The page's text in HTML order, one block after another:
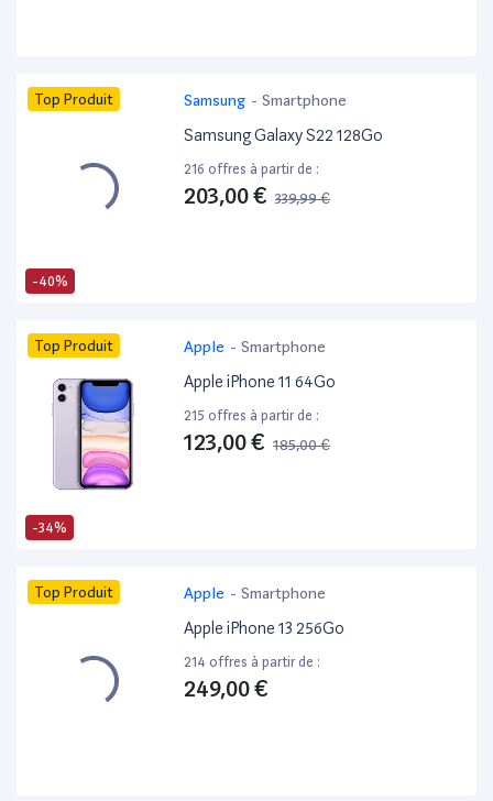
-40%
Top Produit Samsung - Smartphone
Samsung Galaxy S22 128Go
216 offres à partir de :
203,00 € 339,99 €
-34%
Top Produit Apple - Smartphone
Apple iPhone 11 64Go
215 offres à partir de :
123,00 € 185,00 €
Top Produit Apple - Smartphone
Apple iPhone 13 256Go
214 offres à partir de :
249,00 €